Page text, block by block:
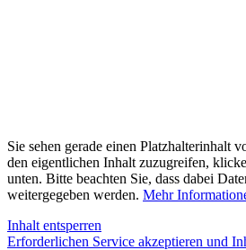
Sie sehen gerade einen Platzhalterinhalt
den eigentlichen Inhalt zuzugreifen,
unten. Bitte beachten Sie, dass dabei
weitergegeben werden. Mehr
Inhalt entsperren
Erforderlichen Service akzeptieren und